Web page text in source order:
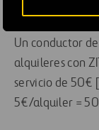
Un conductor
alquileres con
servicio de 50€
5€/alquiler =